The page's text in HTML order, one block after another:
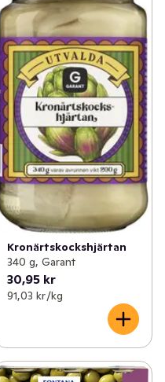
Kronärtskockshjärtan
340 g, Garant
30,95 kr
91,03 kr /kg